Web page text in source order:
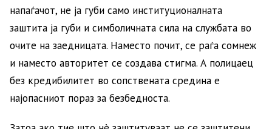
напаѓачот, не ја губи само институционалната
заштита ја губи и симболичната сила на службата во
очите на заедницата. Наместо почит, се раѓа сомнеж
и наместо авторитет се создава стигма. А полицаец
без кредибилитет во сопствената средина е
најопасниот пораз за безбедноста.